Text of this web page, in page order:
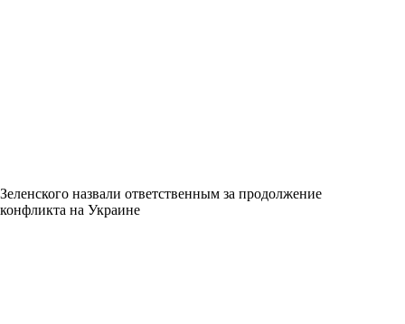
Зеленского назвали ответственным за продолжение
конфликта на Украине